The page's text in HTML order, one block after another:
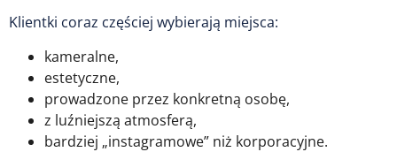
Klientki coraz częściej wybierają miejsca:
kameralne,
estetyczne,
prowadzone przez konkretną osobę,
z luźniejszą atmosferą,
bardziej „instagramowe” niż korporacyjne.